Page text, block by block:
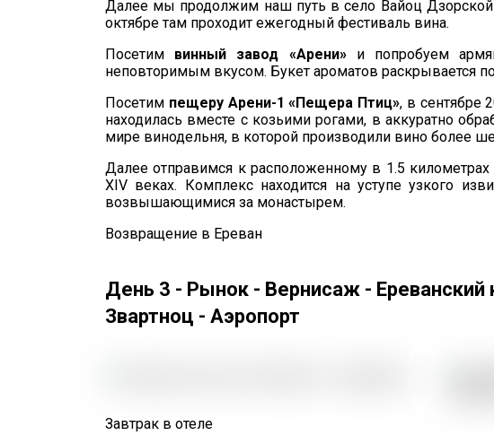
Далее мы продолжим наш путь в село Вайоц
октябре там проходит ежегодный фестиваль вина.
Посетим винный завод «Арени»и попробуем
неповторимым вкусом. Букет ароматов раскрывается
Посетим пещеру Арени-1 «Пещера Птиц», в сентябре
находилась вместе с козьими рогами, в аккуратно
мире винодельня, в которой производили вино более
Далее отправимся к расположенному в 1.5
XIV веках. Комплекс находится на уступе узкого
возвышающимися за монастырем.
Возвращение в Ереван
День 3 - Рынок - Вернисаж -
Звартноц - Аэропорт
Завтрак в отеле